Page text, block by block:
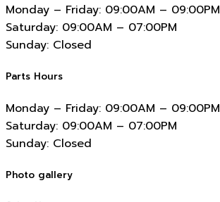
Monday – Friday: 09:00AM – 09:00PM
Saturday: 09:00AM – 07:00PM
Sunday: Closed
Parts Hours
Monday – Friday: 09:00AM – 09:00PM
Saturday: 09:00AM – 07:00PM
Sunday: Closed
Photo gallery